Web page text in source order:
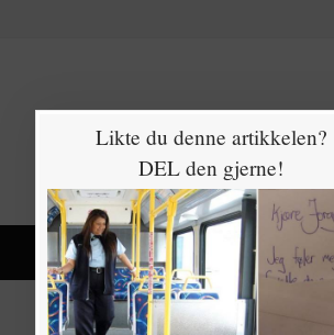
Likte du denne artikkelen?
DEL den gjerne!